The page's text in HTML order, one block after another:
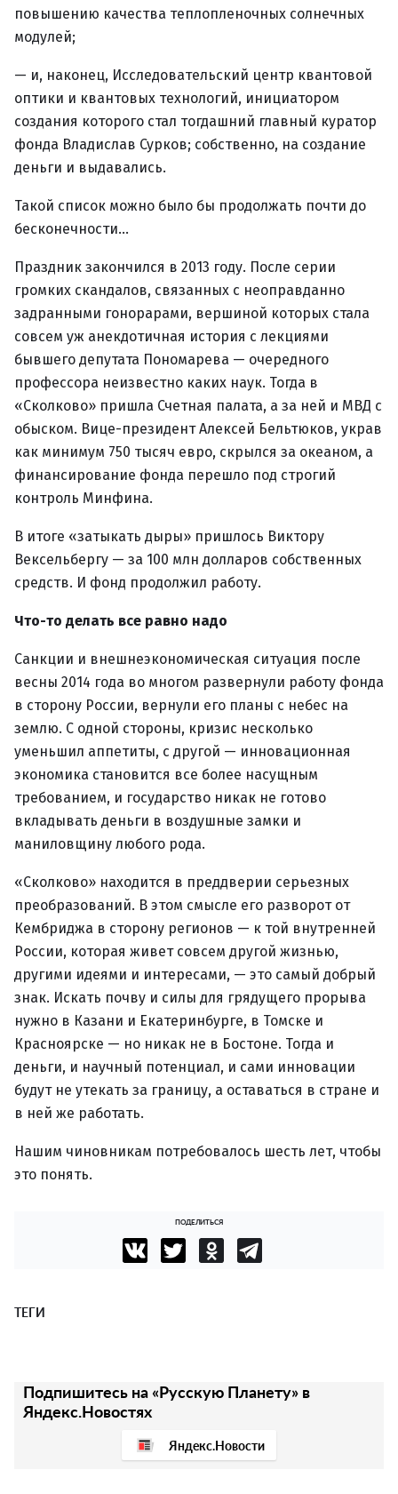
повышению качества теплопленочных солнечных
модулей;
— и, наконец, Исследовательский центр квантовой
оптики и квантовых технологий, инициатором
создания которого стал тогдашний главный куратор
фонда Владислав Сурков; собственно, на создание
деньги и выдавались.
Такой список можно было бы продолжать почти до
бесконечности…
Праздник закончился в 2013 году. После серии
громких скандалов, связанных с неоправданно
задранными гонорарами, вершиной которых стала
совсем уж анекдотичная история с лекциями
бывшего депутата Пономарева — очередного
профессора неизвестно каких наук. Тогда в
«Сколково» пришла Счетная палата, а за ней и МВД с
обыском. Вице-президент Алексей Бельтюков, украв
как минимум 750 тысяч евро, скрылся за океаном, а
финансирование фонда перешло под строгий
контроль Минфина.
В итоге «затыкать дыры» пришлось Виктору
Вексельбергу — за 100 млн долларов собственных
средств. И фонд продолжил работу.
Что-то делать все равно надо
Санкции и внешнеэкономическая ситуация после
весны 2014 года во многом развернули работу фонда
в сторону России, вернули его планы с небес на
землю. С одной стороны, кризис несколько
уменьшил аппетиты, с другой — инновационная
экономика становится все более насущным
требованием, и государство никак не готово
вкладывать деньги в воздушные замки и
маниловщину любого рода.
«Сколково» находится в преддверии серьезных
преобразований. В этом смысле его разворот от
Кембриджа в сторону регионов — к той внутренней
России, которая живет совсем другой жизнью,
другими идеями и интересами, — это самый добрый
знак. Искать почву и силы для грядущего прорыва
нужно в Казани и Екатеринбурге, в Томске и
Красноярске — но никак не в Бостоне. Тогда и
деньги, и научный потенциал, и сами инновации
будут не утекать за границу, а оставаться в стране и
в ней же работать.
Нашим чиновникам потребовалось шесть лет, чтобы
это понять.
ПОДЕЛИТЬСЯ
ТЕГИ
Подпишитесь на «Русскую Планету» в
Яндекс.Новостях
Яндекс.Новости